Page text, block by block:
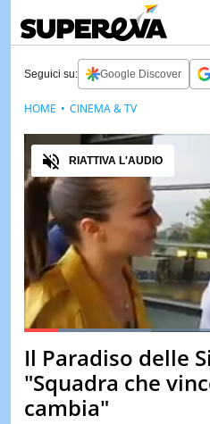
Seguici su: Google Discover
PauseUnmute
Loaded:36.19%
Audio
RIATTIVA L'AUDIO
Il Paradiso delle
"Squadra che
cambia"
HOME CINEMA & TV